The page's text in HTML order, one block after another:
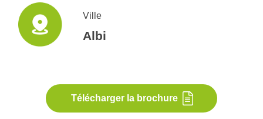
Ville
Albi
Télécharger la brochure